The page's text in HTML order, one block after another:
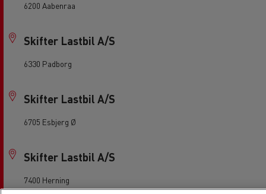
6200 Aabenraa
Skifter Lastbil A/S
6330 Padborg
Skifter Lastbil A/S
6705 Esbjerg Ø
Skifter Lastbil A/S
7400 Herning